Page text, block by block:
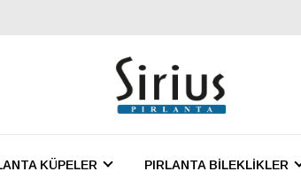
KÜPELER PIRLANTA BİLEKLİKLER